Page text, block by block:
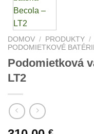
DOMOV / PRODUKTY /
PODOMIETKOVÉ
Podomietková
LT2